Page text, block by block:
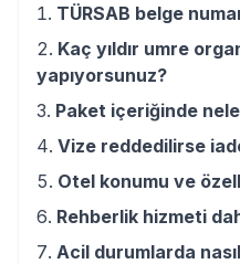
TÜRSAB belge
Kaç yıldır umre
yapıyorsunuz?
Paket içeriğinde
Vize reddedilirse
Otel konumu ve
Rehberlik hizmeti
Acil durumlarda